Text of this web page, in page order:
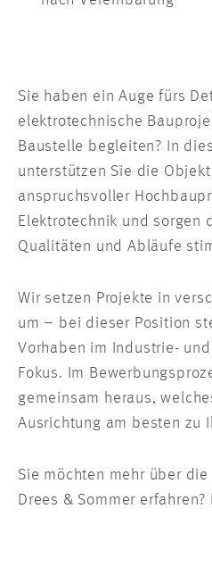
Sie haben ein Auge fürs
elektrotechnische
Baustelle begleiten? In
unterstützen Sie die
anspruchsvoller
Elektrotechnik und sorgen
Qualitäten und Abläufe
Wir setzen Projekte in
um – bei dieser Position
Vorhaben im Industrie-
Fokus. Im
gemeinsam heraus,
Ausrichtung am besten zu
Sie möchten mehr über die
Drees & Sommer